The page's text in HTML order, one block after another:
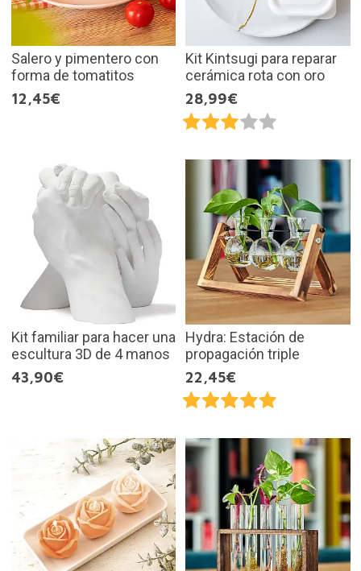
Salero y pimentero con
forma de tomatitos
12,45€
Kit Kintsugi para reparar
cerámica rota con oro
28,99€
Kit familiar para hacer una
escultura 3D de 4 manos
43,90€
Hydra: Estación de
propagación triple
22,45€